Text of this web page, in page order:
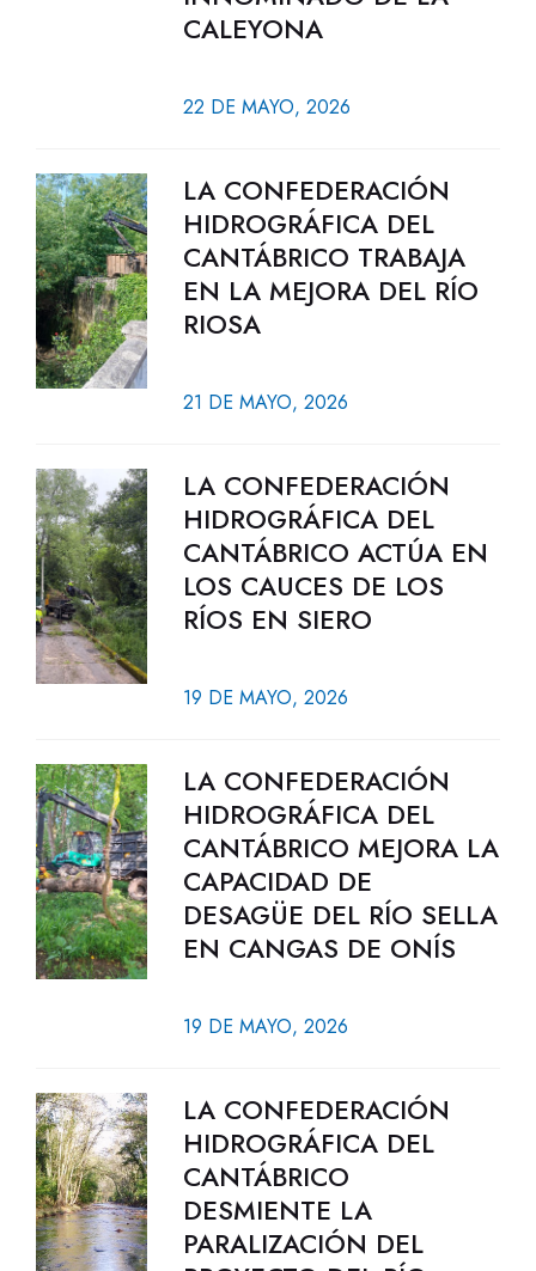
CALEYONA
22 DE MAYO, 2026
LA CONFEDERACIÓN
HIDROGRÁFICA DEL
CANTÁBRICO TRABAJA
EN LA MEJORA DEL RÍO
RIOSA
21 DE MAYO, 2026
LA CONFEDERACIÓN
HIDROGRÁFICA DEL
CANTÁBRICO ACTÚA EN
LOS CAUCES DE LOS
RÍOS EN SIERO
19 DE MAYO, 2026
LA CONFEDERACIÓN
HIDROGRÁFICA DEL
CANTÁBRICO MEJORA LA
CAPACIDAD DE
DESAGÜE DEL RÍO SELLA
EN CANGAS DE ONÍS
19 DE MAYO, 2026
LA CONFEDERACIÓN
HIDROGRÁFICA DEL
CANTÁBRICO
DESMIENTE LA
PARALIZACIÓN DEL